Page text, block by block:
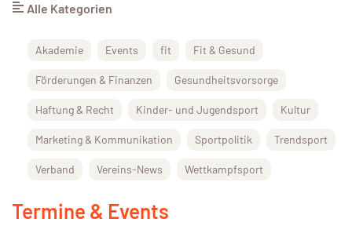
Alle Kategorien
Akademie Events fit Fit & Gesund
Förderungen & Finanzen Gesundheitsvorsorge
Haftung & Recht Kinder- und Jugendsport Kultur
Marketing & Kommunikation Sportpolitik Trendsport
Verband Vereins-News Wettkampfsport
Termine & Events